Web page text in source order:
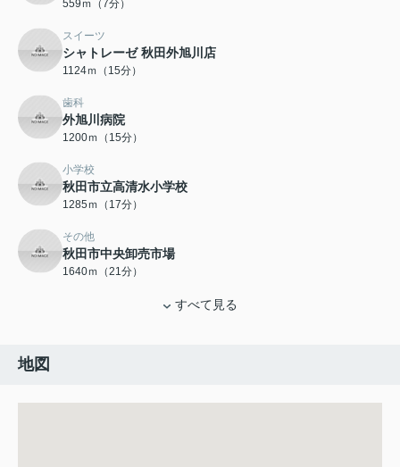
559ｍ（7分）
スイーツ
シャトレーゼ 秋田外旭川店
1124ｍ（15分）
歯科
外旭川病院
1200ｍ（15分）
小学校
秋田市立高清水小学校
1285ｍ（17分）
その他
秋田市中央卸売市場
1640ｍ（21分）
すべて見る
地図